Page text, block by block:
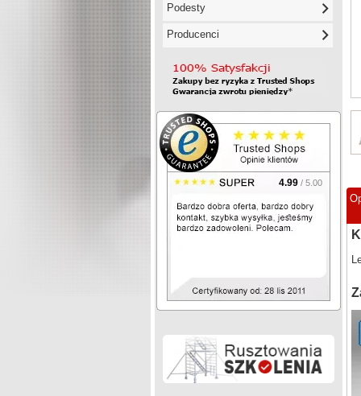
Podesty
Producenci
4.99 / 5.00